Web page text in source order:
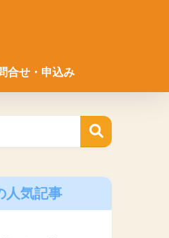
合せ・申込み
人気記事